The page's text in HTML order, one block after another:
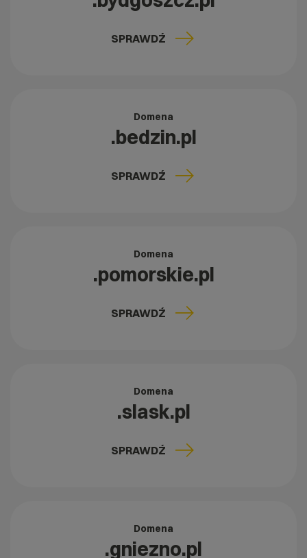
SPRAWDŹ
Domena
.bedzin.pl
SPRAWDŹ
Domena
.pomorskie.pl
SPRAWDŹ
Domena
.slask.pl
SPRAWDŹ
Domena
.gniezno.pl